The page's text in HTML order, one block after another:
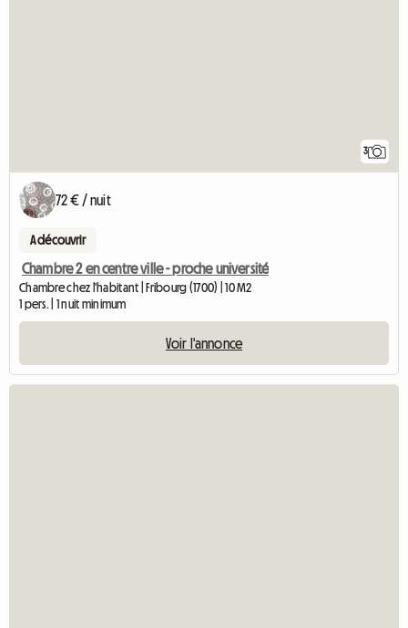
3
72 € / nuit
A découvrir
Chambre 2 en centre ville - proche université
Chambre chez l'habitant | Fribourg (1700) | 10 M2
1 pers. | 1 nuit minimum
Voir l'annonce